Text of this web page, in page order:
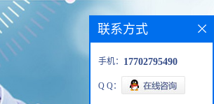
联系方式
手机： 17702795490
Q Q：